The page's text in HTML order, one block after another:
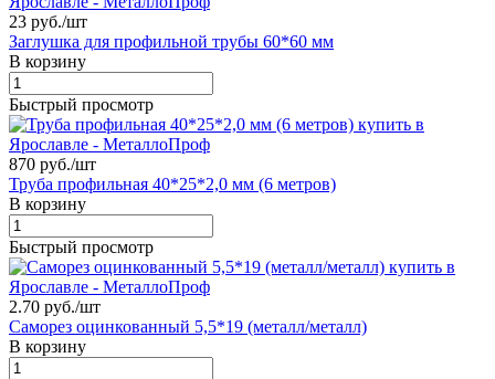
23 руб./шт
Заглушка для профильной трубы 60*60 мм
В корзину
Быстрый просмотр
870 руб./шт
Труба профильная 40*25*2,0 мм (6 метров)
В корзину
Быстрый просмотр
2.70 руб./шт
Саморез оцинкованный 5,5*19 (металл/металл)
В корзину